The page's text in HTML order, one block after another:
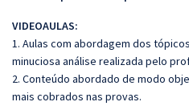
VIDEOAULAS:
1. Aulas com abordagem dos
minuciosa análise realizada pelo
2. Conteúdo abordado de modo
mais cobrados nas provas.